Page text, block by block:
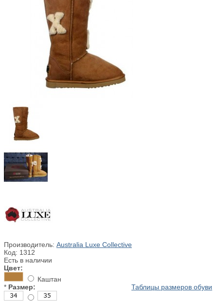
Производитель: Australia Luxe Collective
Код: 1312
Есть в наличии
Цвет:
Каштан
* Размер: Таблицы размеров обуви